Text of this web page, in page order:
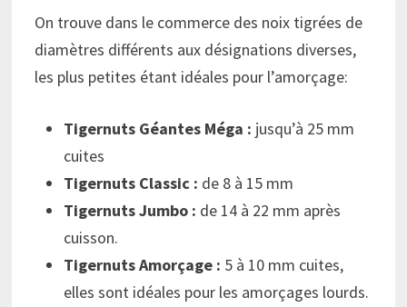
On trouve dans le commerce des noix tigrées de
diamètres différents aux désignations diverses,
les plus petites étant idéales pour l’amorçage:
Tigernuts Géantes Méga : jusqu’à 25 mm
cuites
Tigernuts Classic : de 8 à 15 mm
Tigernuts Jumbo : de 14 à 22 mm après
cuisson.
Tigernuts Amorçage : 5 à 10 mm cuites,
elles sont idéales pour les amorçages lourds.